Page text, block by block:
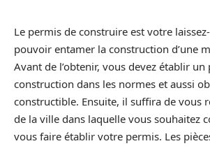
Le permis de construire est votre
pouvoir entamer la construction d’une
Avant de l’obtenir, vous devez établir un
construction dans les normes et aussi
constructible. Ensuite, il suffira de vous
de la ville dans laquelle vous souhaitez
vous faire établir votre permis. Les